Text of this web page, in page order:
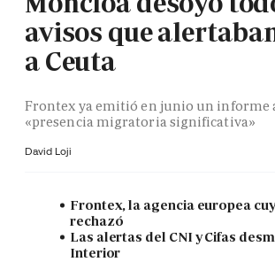
avisos que
a Ceuta
Frontex ya emitió en junio un informe
«presencia migratoria significativa»
David Loji
Frontex, la agencia europea
rechazó
Las alertas del CNI y Cifas
Interior